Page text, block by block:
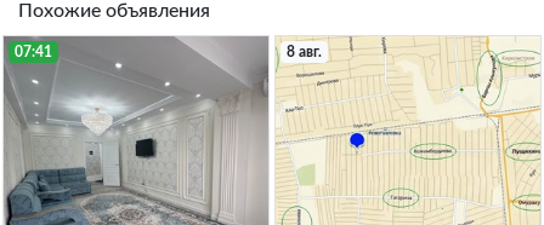
Похожие объявления
07:41 8 авг.